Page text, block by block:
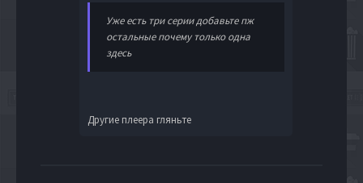
Уже есть три серии добавьте пж
остальные почему только одна
здесь
Другие плеера гляньте